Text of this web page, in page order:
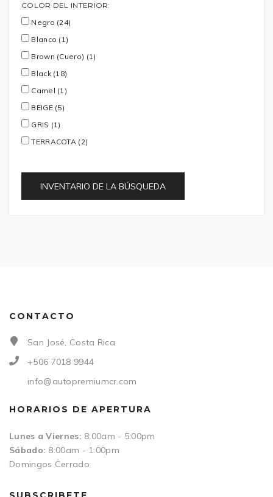
COLOR DEL INTERIOR:
Negro (24)
Blanco (1)
Brown (Cuero) (1)
Black (18)
Camel (1)
BEIGE (5)
GRIS (1)
TERRACOTA (2)
INVENTARIO DE LA BÚSQUEDA
CONTACTO
San José, Costa Rica
+506 7018 9944
info@autopremiumcr.com
HORARIOS DE APERTURA
Lunes a Viernes: 8:00am - 5:00pm
Sábado: 8:00am - 1:00pm
Domingos Cerrado